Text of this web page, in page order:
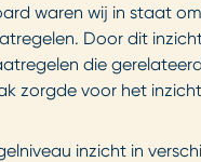
waren wij in staat
Door dit
die
zorgde voor het
inzicht in